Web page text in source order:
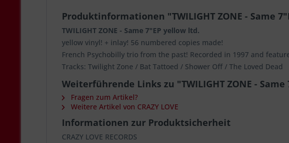
Produktinformationen "TWILIGHT ZONE - Same
TWILIGHT ZONE - Same 7"EP yellow ltd.
yellow vinyl! + inlay! 56 numbered copies made!
French Psychobilly trio from the past! Recorded in 1997 and
Tracks: Twilight Zone / Bat Tattoed / Shower Off / The Loved Dead
Weiterführende Links zu "TWILIGHT ZONE -
Fragen zum Artikel?
Weitere Artikel von CRAZY LOVE
Informationen zur Produktsicherheit
CRAZY LOVE RECORDS